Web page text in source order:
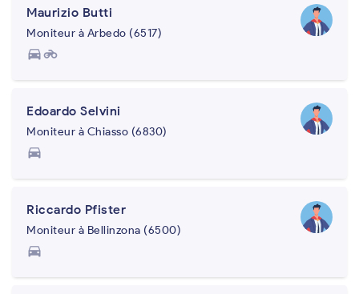
Maurizio Butti
Moniteur à Arbedo (6517)
directions_carmotorcycle
Edoardo Selvini
Moniteur à Chiasso (6830)
directions_car
Riccardo Pfister
Moniteur à Bellinzona (6500)
directions_car